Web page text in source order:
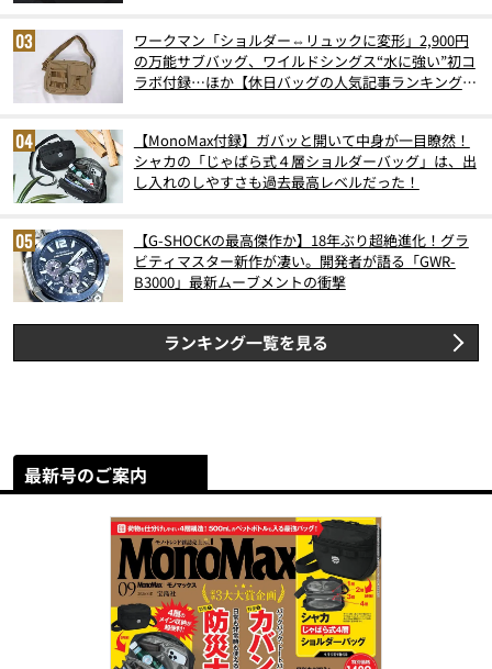
ワークマン「ショルダー⇔リュックに変形」2,900円
の万能サブバッグ、ワイルドシングス“水に強い”初コ
ラボ付録…ほか【休日バッグの人気記事ランキングベ
【MonoMax付録】ガバッと開いて中身が一目瞭然！
シャカの「じゃばら式４層ショルダーバッグ」は、出
し入れのしやすさも過去最高レベルだった！
【G-SHOCKの最高傑作か】18年ぶり超絶進化！グラ
ビティマスター新作が凄い。開発者が語る「GWR-
B3000」最新ムーブメントの衝撃
ランキング一覧を見る
最新号のご案内